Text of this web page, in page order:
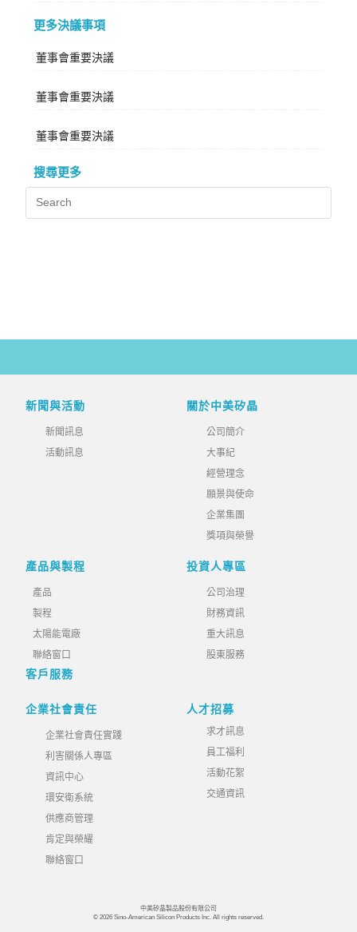
更多決議事項
董事會重要決議
董事會重要決議
董事會重要決議
搜尋更多
新聞與活動
新聞訊息
活動訊息
關於中美矽晶
公司簡介
大事紀
經營理念
願景與使命
企業集團
獎項與榮譽
產品與製程
產品
製程
太陽能電廠
聯絡窗口
客戶服務
投資人專區
公司治理
財務資訊
重大訊息
股東服務
企業社會責任
企業社會責任實踐
利害關係人專區
資訊中心
環安衛系統
供應商管理
肯定與榮耀
聯絡窗口
人才招募
求才訊息
員工福利
活動花絮
交通資訊
中美矽晶製品股份有限公司
© 2026 Sino-American Silicon Products Inc. All rights reserved.